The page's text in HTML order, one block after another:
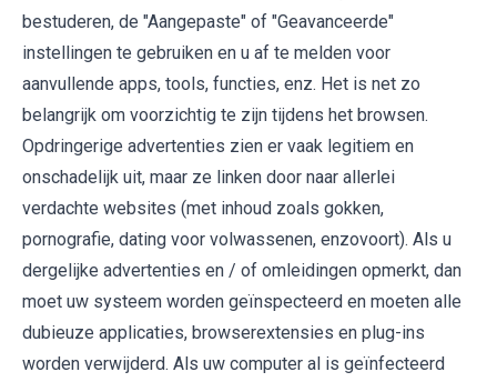
bestuderen, de "Aangepaste" of "Geavanceerde"
instellingen te gebruiken en u af te melden voor
aanvullende apps, tools, functies, enz. Het is net zo
belangrijk om voorzichtig te zijn tijdens het browsen.
Opdringerige advertenties zien er vaak legitiem en
onschadelijk uit, maar ze linken door naar allerlei
verdachte websites (met inhoud zoals gokken,
pornografie, dating voor volwassenen, enzovoort). Als u
dergelijke advertenties en / of omleidingen opmerkt, dan
moet uw systeem worden geïnspecteerd en moeten alle
dubieuze applicaties, browserextensies en plug-ins
worden verwijderd. Als uw computer al is geïnfecteerd